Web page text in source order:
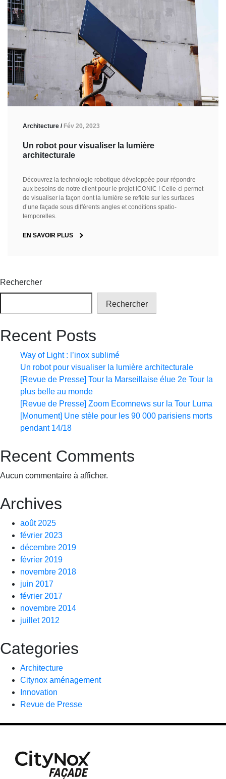
Architecture / Fév 20, 2023
Un robot pour visualiser la lumière
architecturale
Découvrez la technologie robotique développée pour répondre
aux besoins de notre client pour le projet ICONIC ! Celle-ci permet
de visualiser la façon dont la lumière se reflète sur les surfaces
d’une façade sous différents angles et conditions spatio-
temporelles.
EN SAVOIR PLUS
Rechercher
Rechercher
Recent Posts
Way of Light : l’inox sublimé
Un robot pour visualiser la lumière architecturale
[Revue de Presse] Tour la Marseillaise élue 2e Tour la
plus belle au monde
[Revue de Presse] Zoom Ecomnews sur la Tour Luma
[Monument] Une stèle pour les 90 000 parisiens morts
pendant 14/18
Recent Comments
Aucun commentaire à afficher.
Archives
août 2025
février 2023
décembre 2019
février 2019
novembre 2018
juin 2017
février 2017
novembre 2014
juillet 2012
Categories
Architecture
Citynox aménagement
Innovation
Revue de Presse